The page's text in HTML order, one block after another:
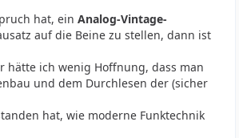
hat, einAnalog-Vintage-
auf die Beine zu stellen, dann ist
hätte ich wenig Hoffnung, dass man
und dem Durchlesen der (sicher
hat, wie moderne Funktechnik